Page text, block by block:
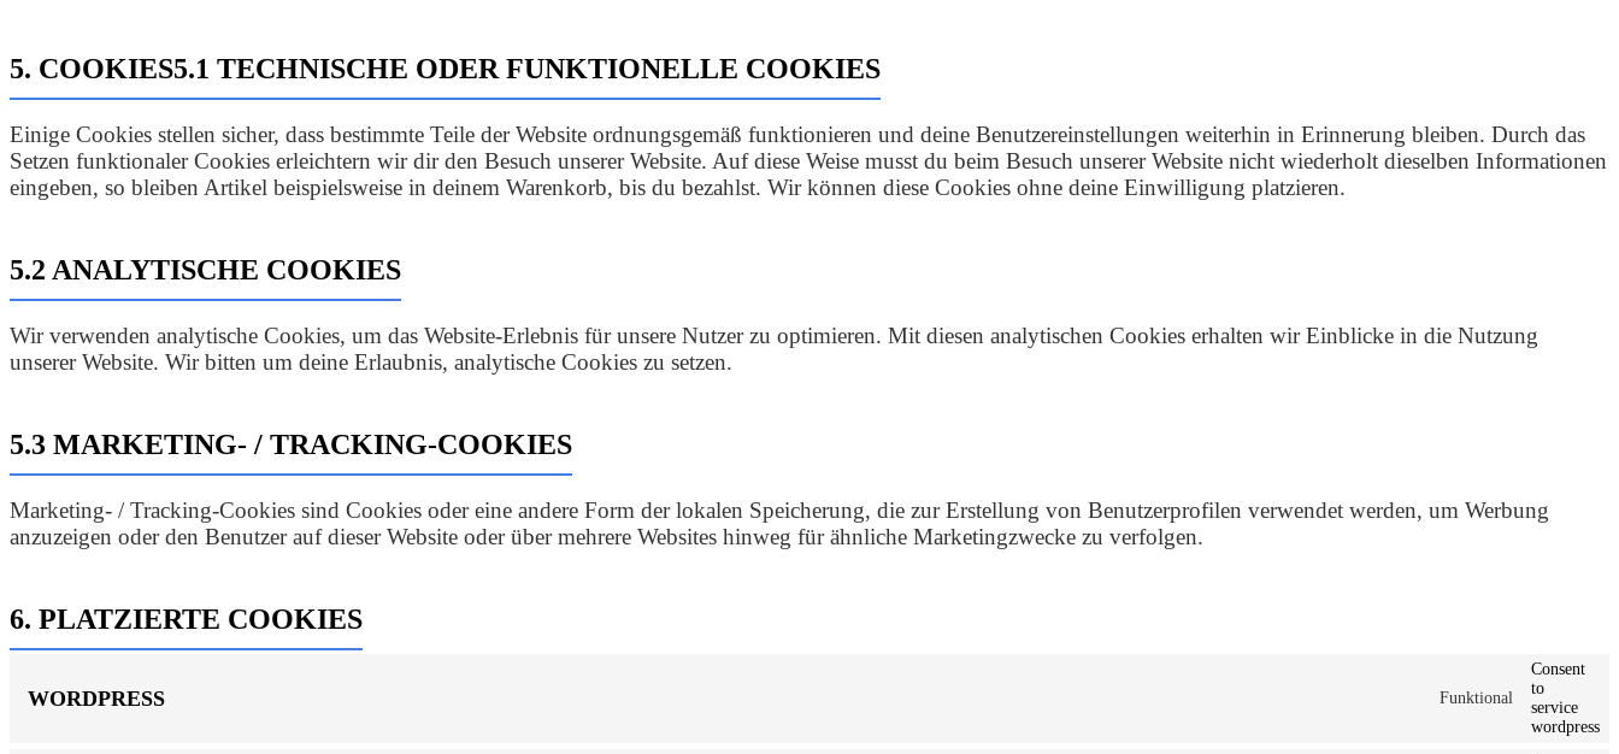
5. COOKIES5.1 TECHNISCHE ODER FUNKTIONELLE COOKIES
Einige Cookies stellen sicher, dass bestimmte Teile der Website ordnungsgemäß funktionieren und deine Benutzereinstellungen weiterhin in Erinnerung bleiben. Durch das
Setzen funktionaler Cookies erleichtern wir dir den Besuch unserer Website. Auf diese Weise musst du beim Besuch unserer Website nicht wiederholt dieselben Informationen
eingeben, so bleiben Artikel beispielsweise in deinem Warenkorb, bis du bezahlst. Wir können diese Cookies ohne deine Einwilligung platzieren.
5.2 ANALYTISCHE COOKIES
Wir verwenden analytische Cookies, um das Website-Erlebnis für unsere Nutzer zu optimieren. Mit diesen analytischen Cookies erhalten wir Einblicke in die Nutzung
unserer Website. Wir bitten um deine Erlaubnis, analytische Cookies zu setzen.
5.3 MARKETING- / TRACKING-COOKIES
Marketing- / Tracking-Cookies sind Cookies oder eine andere Form der lokalen Speicherung, die zur Erstellung von Benutzerprofilen verwendet werden, um Werbung
anzuzeigen oder den Benutzer auf dieser Website oder über mehrere Websites hinweg für ähnliche Marketingzwecke zu verfolgen.
6. PLATZIERTE COOKIES
WORDPRESS Funktional
Consent
to
service
wordpress